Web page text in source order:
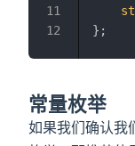
} ;
常量枚举
如果我们确认我